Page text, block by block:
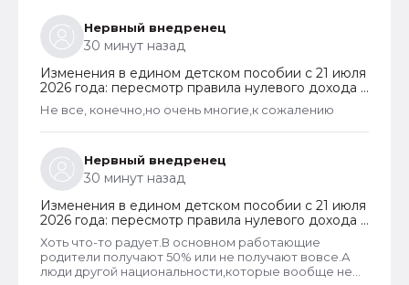
Нервный внедренец
30 минут назад
Изменения в едином детском пособии с 21 июля
2026 года: пересмотр правила нулевого дохода и
новый порядок оформления пособий по месту
пребывания
Не все, конечно,но очень многие,к сожалению
Нервный внедренец
30 минут назад
Изменения в едином детском пособии с 21 июля
2026 года: пересмотр правила нулевого дохода и
новый порядок оформления пособий по месту
пребывания
Хоть что-то радует.В основном работающие
родители получают 50% или не получают вовсе.А
люди другой национальности,которые вообще не